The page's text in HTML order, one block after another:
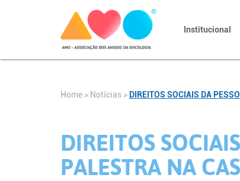
Institucional
Home > Notícias > DIREITOS SOCIAIS DA
DIREITOS
PALESTRA NA